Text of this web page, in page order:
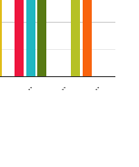
.. .. ..